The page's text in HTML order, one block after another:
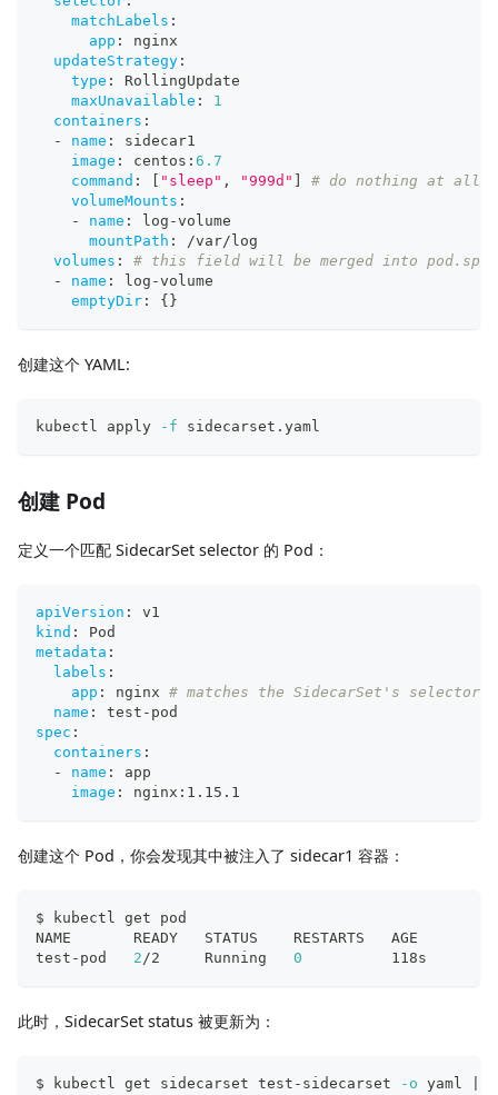
matchLabels :
app :
nginx
updateStrategy :
type :
RollingUpdate
maxUnavailable :
1
containers :
-
name :
sidecar1
image : centos : 6.7
command : "sleep" , "999d"
# do nothing at all
volumeMounts :
-
name : log -volume
mountPath :
/var/log
volumes :
# this field will be merged into
-
name : log -volume
emptyDir : { }
创建这个 YAML:
kubectl apply -f sidecarset.yaml
创建 Pod
定义一个匹配 SidecarSet selector 的 Pod：
apiVersion :
v1
kind :
Pod
metadata :
labels :
app : nginx # matches the SidecarSet's selector
name : test - pod
spec :
containers :
-
name :
app
image : nginx : 1.15.1
创建这个 Pod，你会发现其中被注入了 sidecar1 容器：
$ kubectl get pod
NAME       READY   STATUS    RESTARTS   AGE
test-pod 2 /2     Running 0
          118s
此时，SidecarSet status 被更新为：
$ kubectl get sidecarset test-sidecarset -o yaml